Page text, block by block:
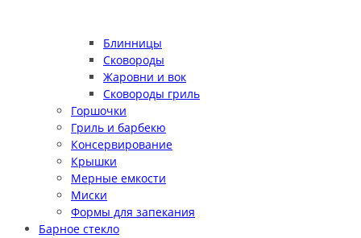
Блинницы
Сковороды
Жаровни и вок
Сковороды гриль
Горшочки
Гриль и барбекю
Консервирование
Крышки
Мерные емкости
Миски
Формы для запекания
Барное стекло